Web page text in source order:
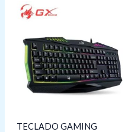
TECLADO GAMING